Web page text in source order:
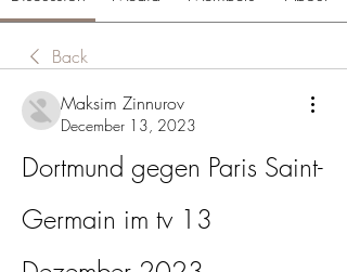
Back
Maksim Zinnurov
December 13, 2023
Dortmund gegen Paris Saint-
Germain im tv 13